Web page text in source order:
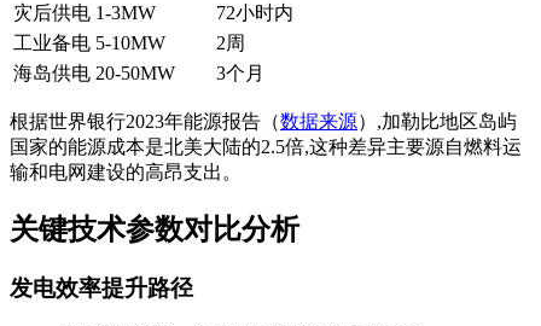
灾后供电 1-3MW
72小时内
工业备电 5-10MW
2周
海岛供电 20-50MW 3个月
根据世界银行2023年能源报告（数据来源）,加勒比地区岛屿
国家的能源成本是北美大陆的2.5倍,这种差异主要源自燃料运
输和电网建设的高昂支出。
关键技术参数对比分析
发电效率提升路径